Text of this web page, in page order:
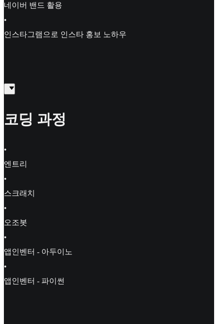
네이버 밴드 활용
•
인스타그램으로 인스타 홍보 노하우
코딩 과정
•
엔트리
•
스크래치
•
오조봇
•
앱인벤터 - 아두이노
•
앱인벤터 - 파이썬